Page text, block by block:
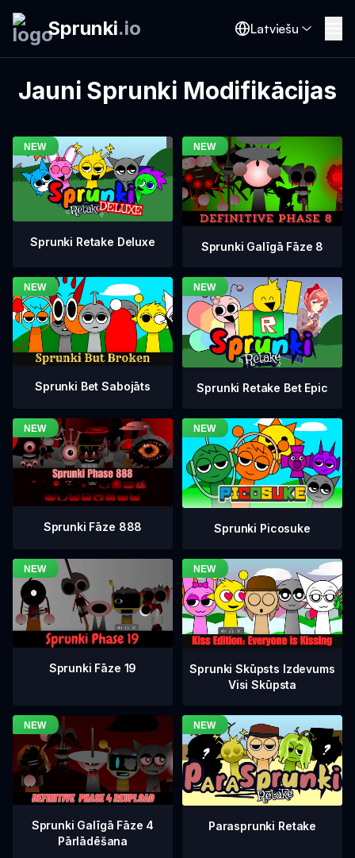
Sprunki.io Latviešu
Jauni Sprunki Modifikācijas
Sprunki Retake Deluxe Sprunki Galīgā Fāze 8
Sprunki Bet Sabojāts Sprunki Retake Bet Epic
Sprunki Fāze 888 Sprunki Picosuke
Sprunki Fāze 19
Sprunki Skūpsts Izdevums
Visi Skūpsta
Sprunki Galīgā Fāze 4
Pārlādēšana
Parasprunki Retake